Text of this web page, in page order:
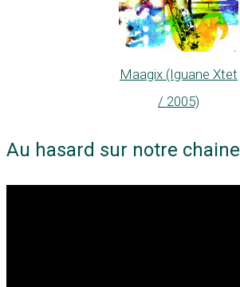
Maagix (Iguane Xtet
/ 2005)
Au hasard sur notre chaine